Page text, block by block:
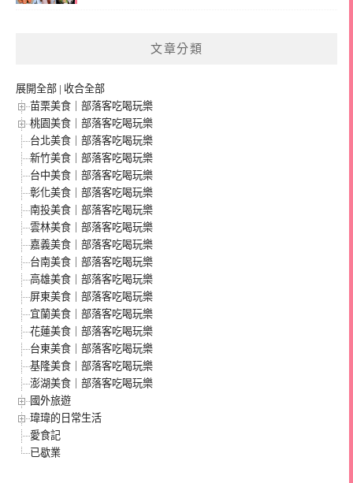
文章分類
展開全部 | 收合全部
苗栗美食｜部落客吃喝玩樂
桃園美食｜部落客吃喝玩樂
台北美食｜部落客吃喝玩樂
新竹美食｜部落客吃喝玩樂
台中美食｜部落客吃喝玩樂
彰化美食｜部落客吃喝玩樂
南投美食｜部落客吃喝玩樂
雲林美食｜部落客吃喝玩樂
嘉義美食｜部落客吃喝玩樂
台南美食｜部落客吃喝玩樂
高雄美食｜部落客吃喝玩樂
屏東美食｜部落客吃喝玩樂
宜蘭美食｜部落客吃喝玩樂
花蓮美食｜部落客吃喝玩樂
台東美食｜部落客吃喝玩樂
基隆美食｜部落客吃喝玩樂
澎湖美食｜部落客吃喝玩樂
國外旅遊
瑋瑋的日常生活
愛食記
已歇業